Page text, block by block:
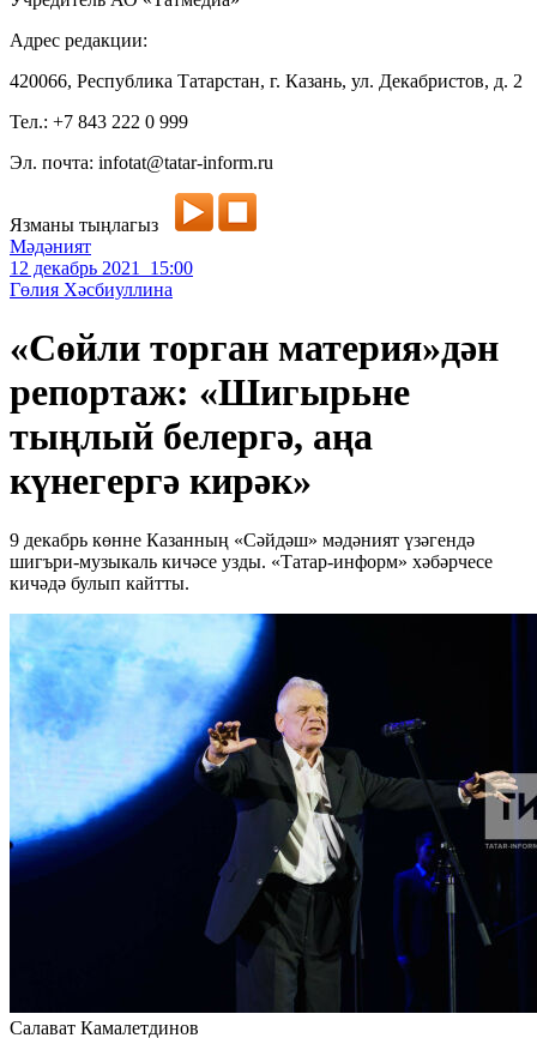
Адрес редакции:
420066, Республика Татарстан, г. Казань, ул. Декабристов, д. 2
Тел.: +7 843 222 0 999
Эл. почта: infotat@tatar-inform.ru
Язманы тыңлагыз
Мәдәният
12 декабрь 2021 15:00
Гөлия Хәсбиуллина
«Сөйли торган материя»дән
репортаж: «Шигырьне
тыңлый белергә, аңа
күнегергә кирәк»
9 декабрь көнне Казанның «Сәйдәш» мәдәният үзәгендә
шигъри-музыкаль кичәсе узды. «Татар-информ» хәбәрчесе
кичәдә булып кайтты.
Салават Камалетдинов